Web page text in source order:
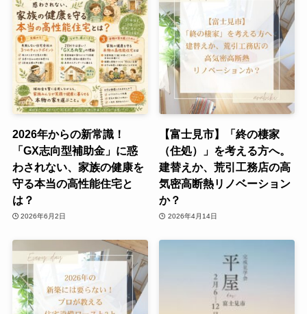
2026年からの新常識！
「GX志向型補助金」に惑
わされない、家族の健康を
守る本当の高性能住宅と
は？
2026年6月2日
【富士見市】「終の棲家
（住処）」を考える方へ。
建替えか、荒引工務店の高
気密高断熱リノベーション
か？
2026年4月14日